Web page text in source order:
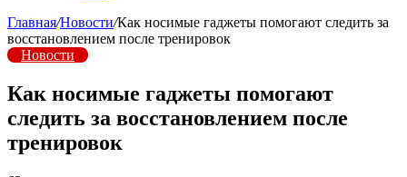
Главная/Новости/Как носимые гаджеты помогают следить за
восстановлением после тренировок
Новости
Как носимые гаджеты помогают
следить за восстановлением после
тренировок